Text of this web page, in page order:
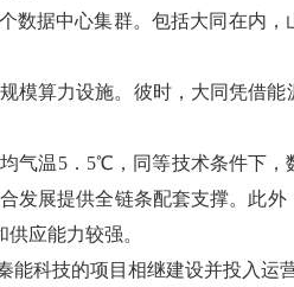
数据中心集群。包括大同在内
模算力设施。彼时，大同凭借
温5．5℃，同等技术条件下，
展提供全链条配套支撑。此
应能力较强。
科技的项目相继建设并投入运营